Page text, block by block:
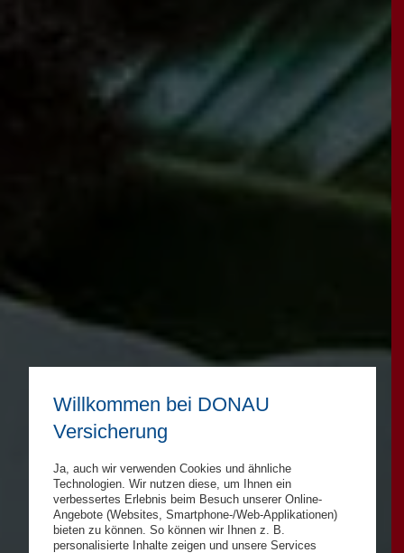
Willkommen bei DONAU
Versicherung
Ja, auch wir verwenden Cookies und ähnliche
Technologien. Wir nutzen diese, um Ihnen ein
verbessertes Erlebnis beim Besuch unserer Online-
Angebote (Websites, Smartphone-/Web-Applikationen)
bieten zu können. So können wir Ihnen z. B.
personalisierte Inhalte zeigen und unsere Services